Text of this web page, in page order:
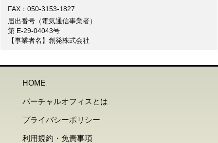
FAX：050-3153-1827
届出番号（電気通信事業者）
第 E-29-04043号
【事業者名】創発株式会社
HOME
バーチャルオフィスとは
プライバシーポリシー
利用規約・免責事項